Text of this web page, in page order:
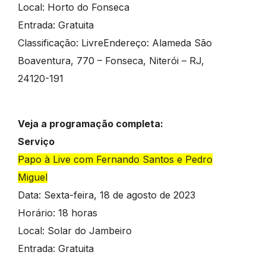
Local: Horto do Fonseca
Entrada: Gratuita
Classificação: LivreEndereço: Alameda São
Boaventura, 770 – Fonseca, Niterói – RJ,
24120-191
Veja a programação completa:
Serviço
Papo à Live com Fernando Santos e Pedro
Miguel
Data: Sexta-feira, 18 de agosto de 2023
Horário: 18 horas
Local: Solar do Jambeiro
Entrada: Gratuita